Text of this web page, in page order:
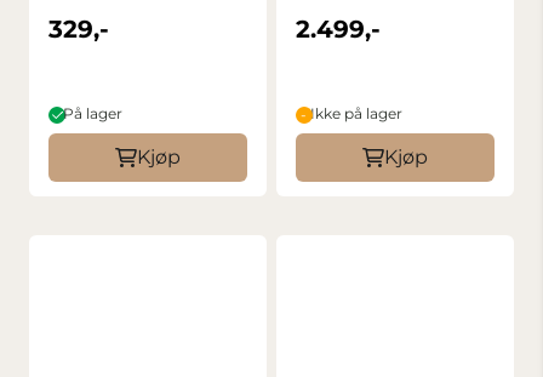
/ EN-EL20/20a
329,-
På lager
Kjøp
2.499,-
Ikke på lager
Kjøp